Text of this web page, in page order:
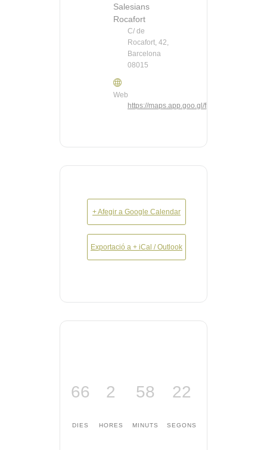
Salesians
Rocafort
C/ de
Rocafort, 42,
Barcelona
08015
Web
https://maps.app.goo.gl/
+ Afegir a Google Calendar
Exportació a + iCal / Outlook
66
DIES
2
HORES
58
MINUTS
22
SEGONS